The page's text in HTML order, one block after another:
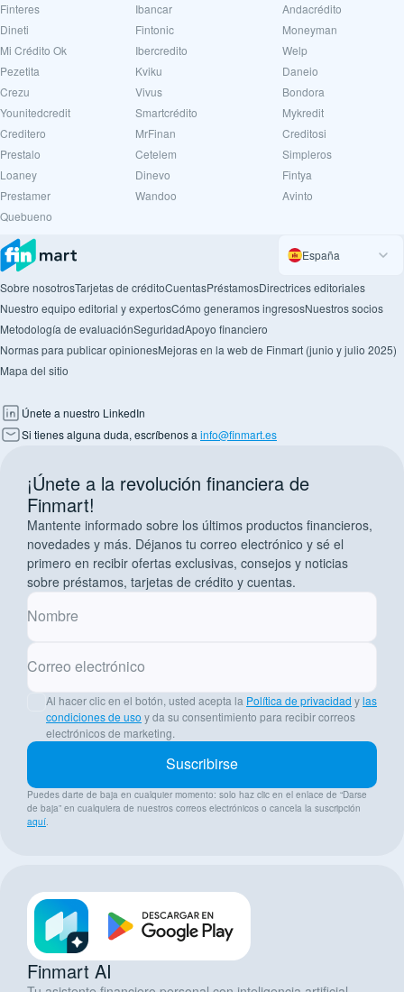
Finteres
Dineti
Mi Crédito Ok
Pezetita
Crezu
Younitedcredit
Creditero
Prestalo
Loaney
Prestamer
Quebueno
Ibancar
Fintonic
Ibercredito
Kviku
Vivus
Smartcrédito
MrFinan
Cetelem
Dinevo
Wandoo
Andacrédito
Moneyman
Welp
Daneio
Bondora
Mykredit
Creditosi
Simpleros
Fintya
Avinto
España
Sobre nosotrosTarjetas de créditoCuentasPréstamosDirectrices editoriales
Nuestro equipo editorial y expertosCómo generamos ingresosNuestros socios
Metodología de evaluaciónSeguridadApoyo financiero
Normas para publicar opinionesMejoras en la web de Finmart (junio y julio 2025)
Mapa del sitio
Únete a nuestro LinkedIn
Si tienes alguna duda, escríbenos a info@finmart.es
¡Únete a la revolución financiera de
Finmart!
Mantente informado sobre los últimos productos financieros,
novedades y más. Déjanos tu correo electrónico y sé el
primero en recibir ofertas exclusivas, consejos y noticias
sobre préstamos, tarjetas de crédito y cuentas.
Nombre
Correo electrónico
Al hacer clic en el botón, usted acepta la Política de privacidad ylas
condiciones de uso y da su consentimiento para recibir correos
electrónicos de marketing.
Suscribirse
Puedes darte de baja en cualquier momento: solo haz clic en el enlace de “Darse
de baja” en cualquiera de nuestros correos electrónicos o cancela la suscripción
aquí.
Finmart AI